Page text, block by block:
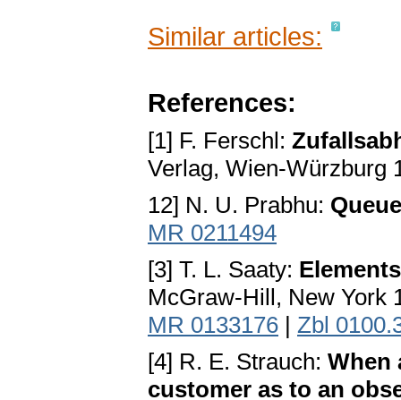
Similar articles:
References:
[1] F. Ferschl:
Verlag, Wien-Würzburg
12] N. U. Prabhu:
MR 0211494
[3] T. L. Saaty:
McGraw-Нill, New York
MR 0133176 | Zbl
[4] R. E. Strauch: When
customer as to an